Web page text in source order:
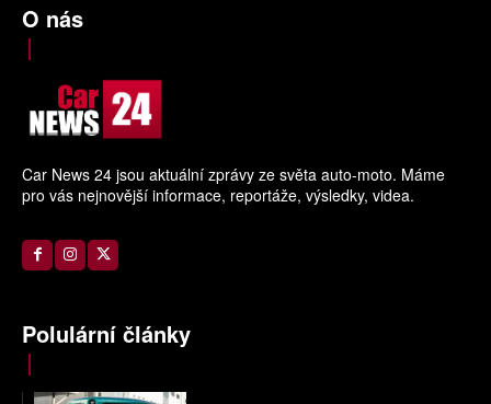
O nás
Car News 24 jsou aktuální zprávy ze světa auto-moto. Máme
pro vás nejnovější informace, reportáže, výsledky, videa.
Polulární články